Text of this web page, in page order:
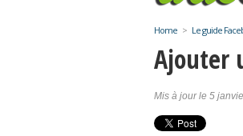
Home > Le guide
Ajouter
Mis à jour le 5